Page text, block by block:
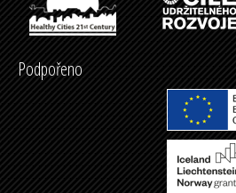
Podpořeno